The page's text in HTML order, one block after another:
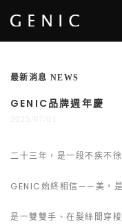
最新消息 NEWS
GENIC品牌週年慶
2025/07/01
二十三年，是一段不疾不徐
GENIC始終相信——美，是
是一雙雙手、在髮絲間穿